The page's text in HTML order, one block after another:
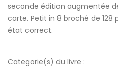
seconde édition augmentée
carte. Petit in 8 broché de 128
état correct.
Categorie(s) du livre :